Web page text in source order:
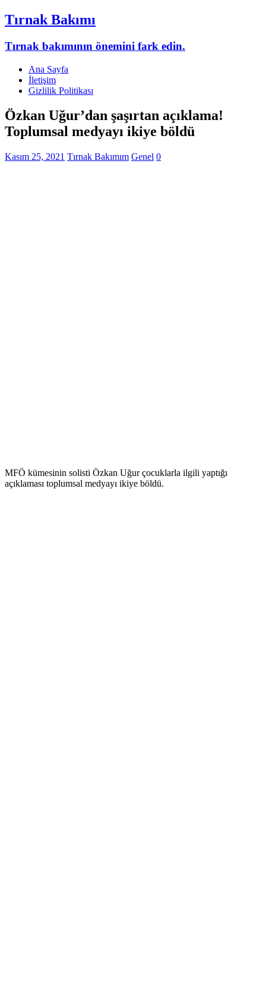
Tırnak Bakımı
Tırnak bakımının önemini fark edin.
Ana Sayfa
İletişim
Gizlilik Politikası
Özkan Uğur’dan şaşırtan açıklama!
Toplumsal medyayı ikiye böldü
Kasım 25, 2021 Tırnak Bakımım Genel 0
MFÖ kümesinin solisti Özkan Uğur çocuklarla ilgili yaptığı
açıklaması toplumsal medyayı ikiye böldü.